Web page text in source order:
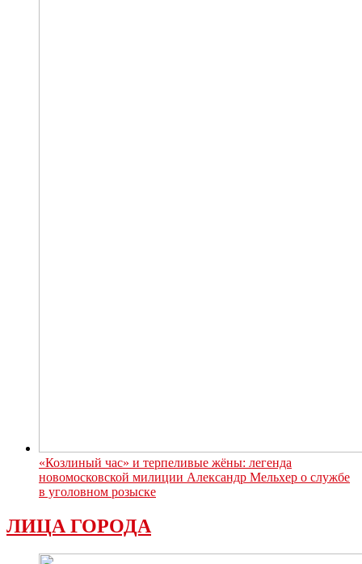
«Козлиный час» и терпеливые жёны: легенда
новомосковской милиции Александр Мельхер о службе
в уголовном розыске
ЛИЦА ГОРОДА